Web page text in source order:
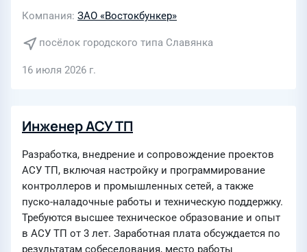
Компания ЗАО «Востокбункер»
посёлок городского типа Славянка
16 июля 2026 г.
Инженер АСУ ТП
Разработка, внедрение и сопровождение проектов
АСУ ТП, включая настройку и программирование
контроллеров и промышленных сетей, а также
пуско-наладочные работы и техническую поддержку.
Требуются высшее техническое образование и опыт
в АСУ ТП от 3 лет. Заработная плата обсуждается по
результатам собеседования, место работы